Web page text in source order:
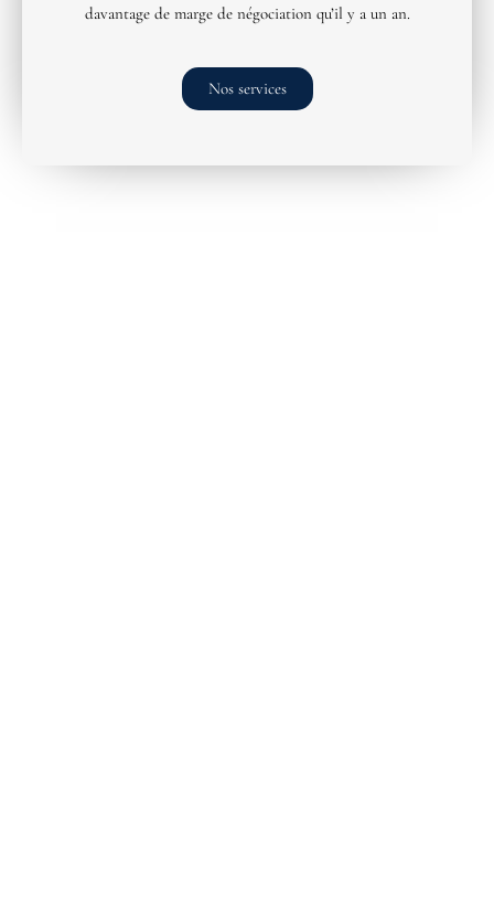
davantage de marge de négociation qu’il y a un an.
Nos services